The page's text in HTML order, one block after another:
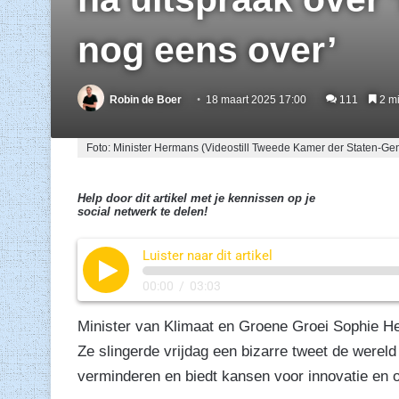
nog eens over’
Robin de Boer 18 maart 2025 17:00 111 2
Foto: Minister Hermans (Videostill Tweede Kamer der Staten-
Help door dit artikel met je kennissen op je
social netwerk te delen!
Luister naar dit artikel
00:00 / 03:03
Minister van Klimaat en Groene Groei Sophie
Ze slingerde vrijdag een bizarre tweet de
verminderen en biedt kansen voor innovatie en